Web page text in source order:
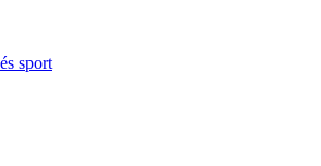
sport